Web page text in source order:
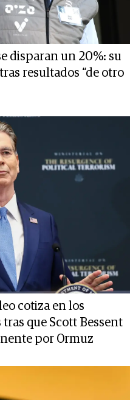
disparan un 20%: su
resultados “de otro
cotiza en los
que Scott Bessent
por Ormuz